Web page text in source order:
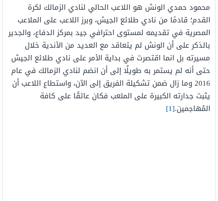
محمود حمدي الونش هو اللاعب الحالي لنادي الزمالك لكرة
القدم؛ قادمًا من نادي طلائع الجيش، وبرز اللاعب على الملاعب
المصرية في تقديمه لمستوى احترافي جيد بمركز الدفاع، والجدير
بالذكر على أن الونش لم يتعاقد مع العديد من الأندية خلال
مسيرته بل انما اقتصرت في بداية الأمر على نادي طلائع الجيش
حتى أنه لم يستمر به طويلُا إلى أن انضم لنادي الزمالك في عام
2016 وما زال ضمن تشكيلة الفريق إلى الآن، واستطاع اللاعب أن
يثبت جدارته الكبيرة على الملعب فكان عائقًا على كافة
المُهاجمين.[1]